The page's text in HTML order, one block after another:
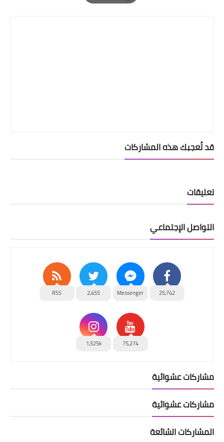
Print
قد تُعجبك هذه المشاركات
تعليقات
التواصل الإجتماعي
25,742
Messenger
2,455
RSS
75,274
1,525k
مشاركات عشوائية
مشاركات عشوائية
المشاركات الشائعة